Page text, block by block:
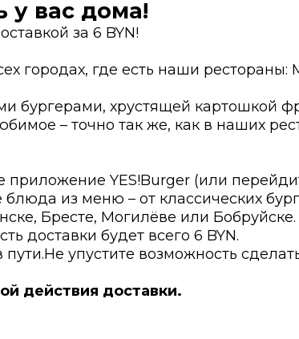
у вас дома!
за 6 BYN!
городах, где есть наши
бургерами, хрустящей
– точно так же, как в наших
приложение YES!Burger (или
из меню – от классических
Бресте, Могилёве или Бобруйске.
доставки будет всего 6 BYN.
упустите возможность
действия доставки.